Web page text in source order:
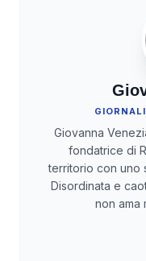
Giovanna
fondatrice di
territorio con uno
Disordinata e
non ama